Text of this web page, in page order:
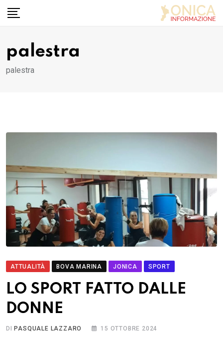
Skip
palestra
palestra
ATTUALITÀ BOVA MARINA JONICA SPORT
LO SPORT FATTO DALLE
DONNE
DI PASQUALE LAZZARO 15 OTTOBRE 2024